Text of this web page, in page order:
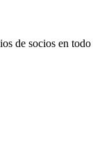
de socios en